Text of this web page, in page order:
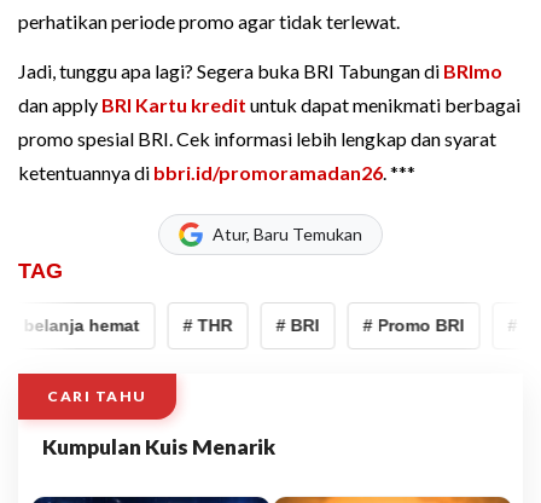
perhatikan periode promo agar tidak terlewat.
Jadi, tunggu apa lagi? Segera buka BRI Tabungan di BRImo
dan apply BRI Kartu kredit untuk dapat menikmati berbagai
promo spesial BRI. Cek informasi lebih lengkap dan syarat
ketentuannya di bbri.id/promoramadan26. ***
Atur, Baru Temukan
TAG
belanja hemat # THR # BRI # Promo BRI #
CARI TAHU
Kumpulan Kuis Menarik